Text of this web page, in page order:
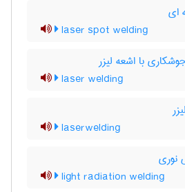
ای
laser spot welding
با اشعه لیزر
laser welding
laserwelding
light radiation welding